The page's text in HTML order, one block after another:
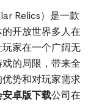
Relics）是一款
开放世界多人在
家在一个广阔无
的局限，带来全
势和对玩家需求
安卓版下载公司在